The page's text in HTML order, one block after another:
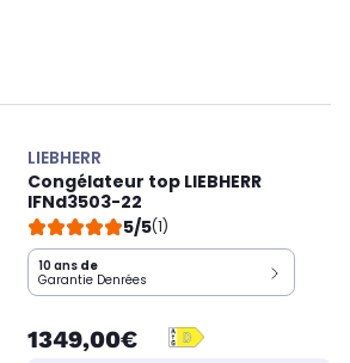
LIEBHERR
Congélateur top LIEBHERR
IFNd3503-22
5/5(1)
10 ans de
Garantie Denrées
1349,00€